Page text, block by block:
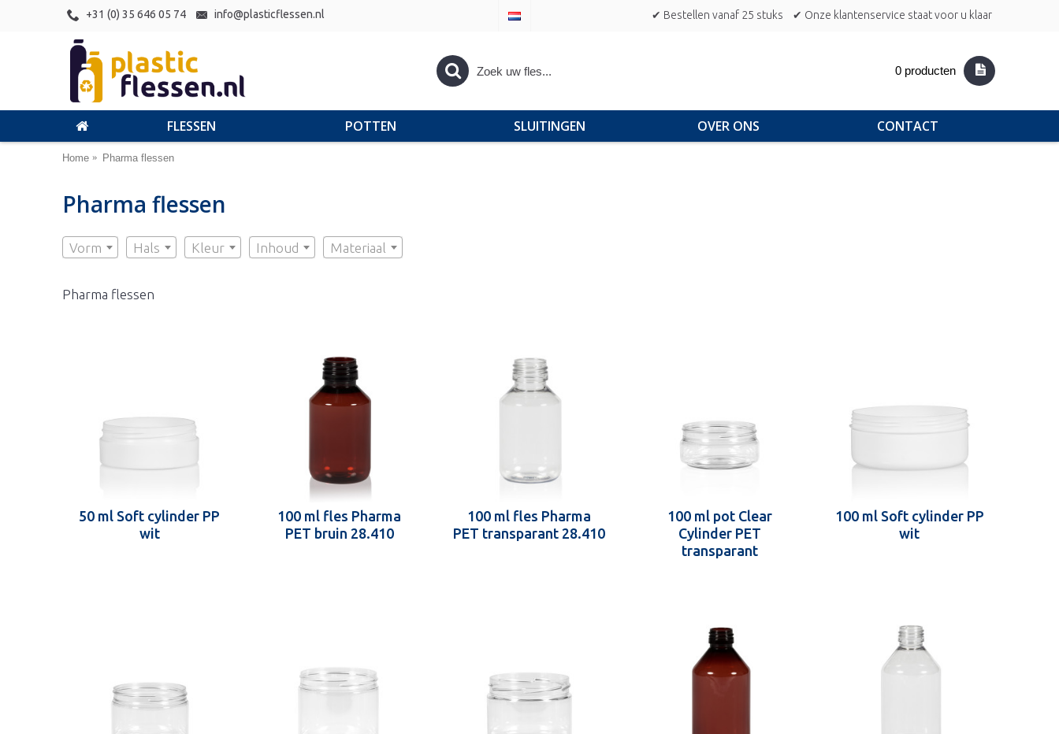
+31 (0) 35 646 05 74 info@plasticflessen.nl ✔ Bestellen vanaf 25 stuks ✔ Onze klantenservice staat voor u klaar
0 producten
FLESSEN POTTEN SLUITINGEN OVER ONS CONTACT
Home Pharma flessen
Pharma flessen
Vorm Hals Kleur Inhoud Materiaal
Pharma flessen
50 ml Soft cylinder PP
wit
100 ml fles Pharma
PET bruin 28.410
100 ml fles Pharma
PET transparant 28.410
100 ml pot Clear
Cylinder PET
transparant
100 ml Soft cylinder PP
wit